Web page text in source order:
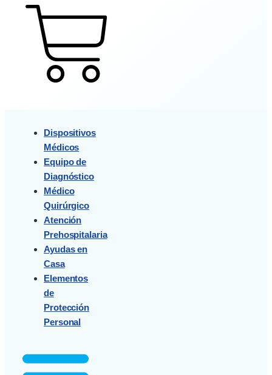
Dispositivos
Médicos
Equipo de
Diagnóstico
Médico
Quirúrgico
Atención
Prehospitalaria
Ayudas en
Casa
Elementos
de
Protección
Personal